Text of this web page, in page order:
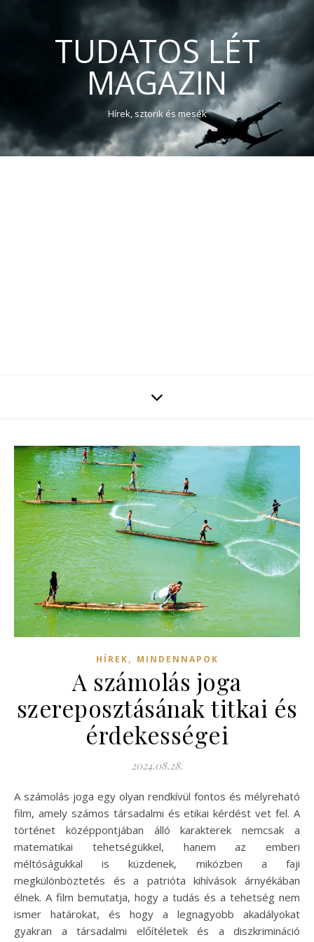
TUDATOS LÉT
MAGAZIN
Hírek, sztorik és mesék
HÍREK, MINDENNAPOK
A számolás joga
szereposztásának titkai és
érdekességei
2024.08.28.
A számolás joga egy olyan rendkívül fontos és mélyreható
film, amely számos társadalmi és etikai kérdést vet fel. A
történet középpontjában álló karakterek nemcsak a
matematikai tehetségükkel, hanem az emberi
méltóságukkal is küzdenek, miközben a faji
megkülönböztetés és a patrióta kihívások árnyékában
élnek. A film bemutatja, hogy a tudás és a tehetség nem
ismer határokat, és hogy a legnagyobb akadályokat
gyakran a társadalmi előítéletek és a diszkrimináció